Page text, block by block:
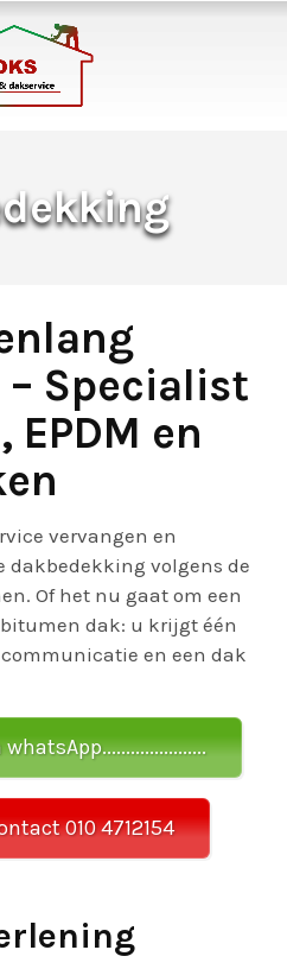
Specialist
en
vervangen en
dakbedekking volgens de
Of het nu gaat om een
dak: u krijgt één
en een dak
010 4712154